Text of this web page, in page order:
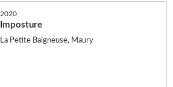
2020
Imposture
La Petite Baigneuse, Maury